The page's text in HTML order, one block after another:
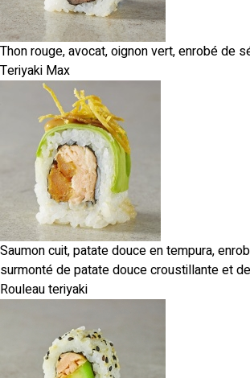
Thon rouge, avocat, oignon vert, enrobé de
Teriyaki Max
Saumon cuit, patate douce en tempura,
surmonté de patate douce croustillante et
Rouleau teriyaki